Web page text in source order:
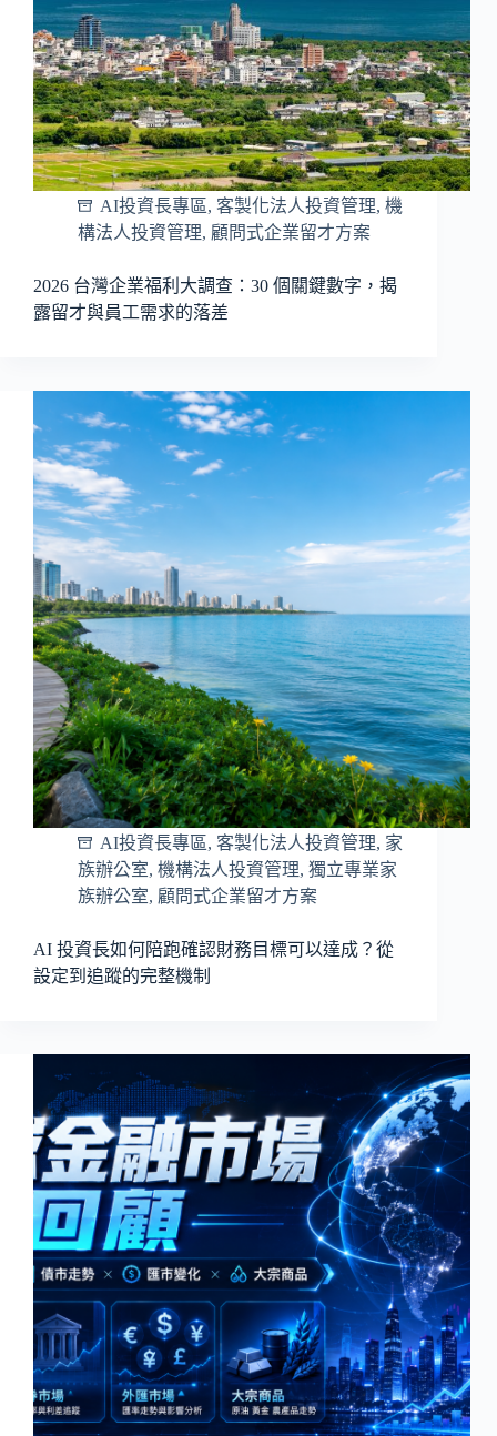
AI投資長專區, 客製化法人投資管理, 機
構法人投資管理, 顧問式企業留才方案
2026 台灣企業福利大調查：30 個關鍵數字，揭
露留才與員工需求的落差
AI投資長專區, 客製化法人投資管理, 家
族辦公室, 機構法人投資管理, 獨立專業家
族辦公室, 顧問式企業留才方案
AI 投資長如何陪跑確認財務目標可以達成？從
設定到追蹤的完整機制